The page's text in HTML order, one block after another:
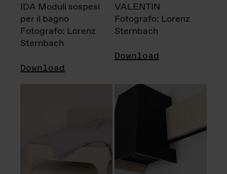
IDA Moduli sospesi
per il bagno
Fotografo: Lorenz
Sternbach
Download
VALENTIN
Fotografo: Lorenz
Sternbach
Download